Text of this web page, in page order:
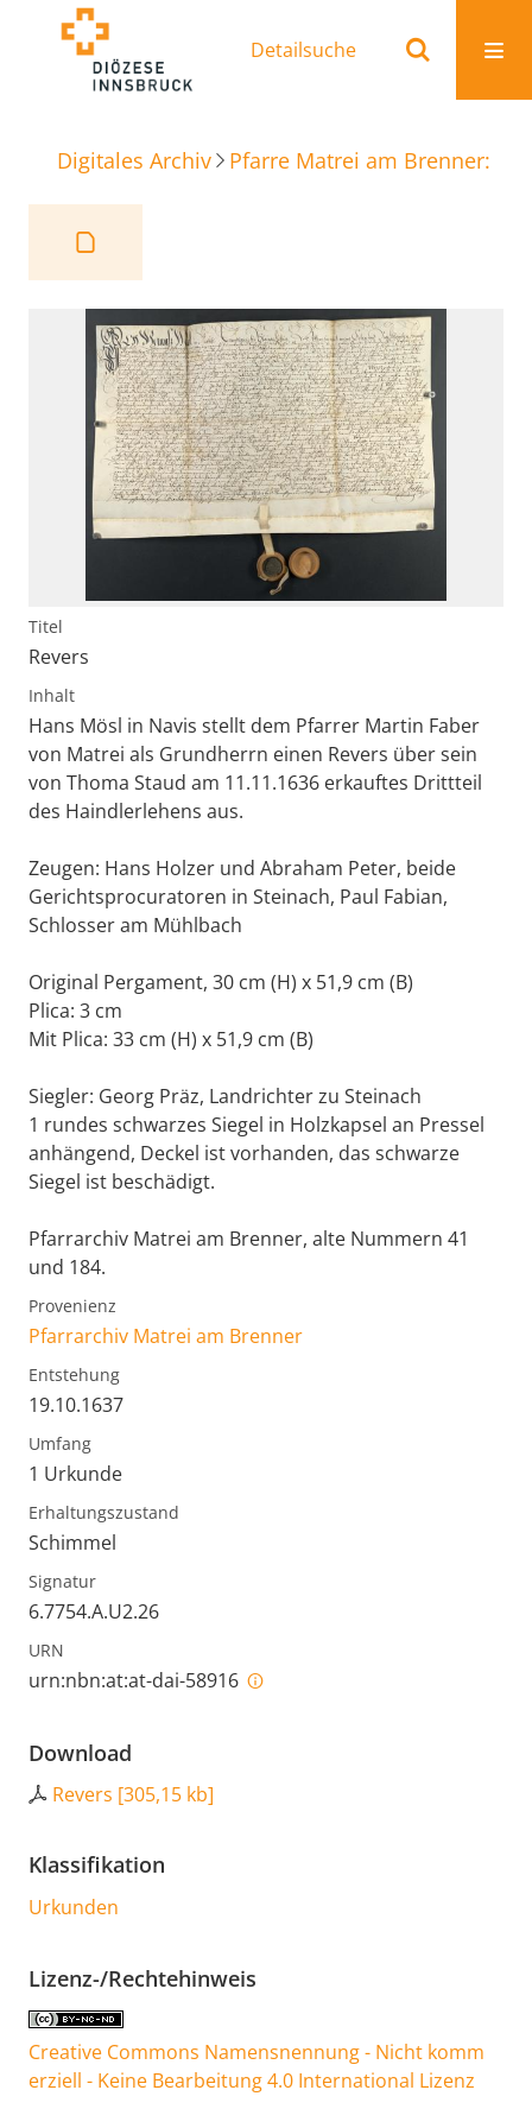
Detailsuche
Digitales Archiv Pfarre Matrei am Brenner:
Titel
Revers
Inhalt
Hans Mösl in Navis stellt dem Pfarrer Martin Faber
von Matrei als Grundherrn einen Revers über sein
von Thoma Staud am 11.11.1636 erkauftes Drittteil
des Haindlerlehens aus.
Zeugen: Hans Holzer und Abraham Peter, beide
Gerichtsprocuratoren in Steinach, Paul Fabian,
Schlosser am Mühlbach
Original Pergament, 30 cm (H) x 51,9 cm (B)
Plica: 3 cm
Mit Plica: 33 cm (H) x 51,9 cm (B)
Siegler: Georg Präz, Landrichter zu Steinach
1 rundes schwarzes Siegel in Holzkapsel an Pressel
anhängend, Deckel ist vorhanden, das schwarze
Siegel ist beschädigt.
Pfarrarchiv Matrei am Brenner, alte Nummern 41
und 184.
Provenienz
Pfarrarchiv Matrei am Brenner
Entstehung
19.10.1637
Umfang
1 Urkunde
Erhaltungszustand
Schimmel
Signatur
6.7754.A.U2.26
URN
urn:nbn:at:at-dai-58916
Download
Revers [305,15 kb]
Klassifikation
Urkunden
Lizenz-/Rechtehinweis
Creative Commons Namensnennung - Nicht komm
erziell - Keine Bearbeitung 4.0 International Lizenz